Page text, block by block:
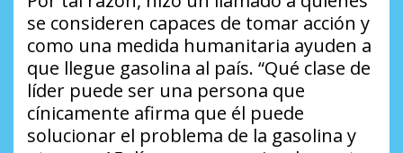
se consideren capaces de tomar acción y
como una medida humanitaria ayuden a
que llegue gasolina al país. “Qué clase de
líder puede ser una persona que
cínicamente afirma que él puede
solucionar el problema de la gasolina y